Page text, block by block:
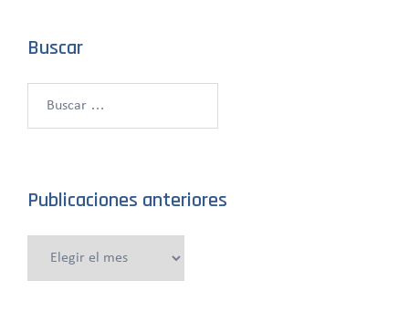
Buscar
Publicaciones anteriores